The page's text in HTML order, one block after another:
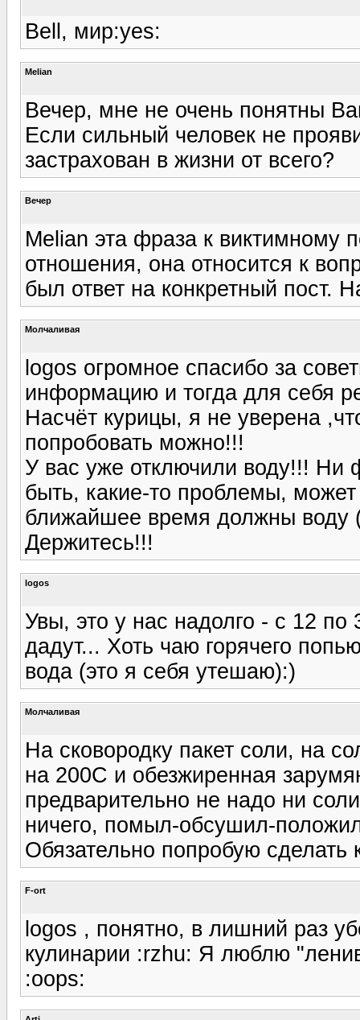
Bell, мир:yes:
Melian
Вечер, мне не очень понятны
Если сильный человек не
застрахован в жизни от всего?
Вечер
Melian эта фраза к виктимному
отношения, она относится к
был ответ на конкретный пост.
Молчаливая
logos огромное спасибо за
информацию и тогда для себя
Насчёт курицы, я не уверена
попробовать можно!!!
У вас уже отключили воду!!! Ни
быть, какие-то проблемы,
ближайшее время должны воду
Держитесь!!!
logos
Увы, это у нас надолго - с 12
дадут... Хоть чаю горячего
вода (это я себя утешаю):)
Молчаливая
На сковородку пакет соли, на
на 200С и обезжиренная
предварительно не надо ни
ничего, помыл-обсушил-
Обязательно попробую
F-ort
logos , понятно, в лишний раз
кулинарии :rzhu: Я люблю
:oops: